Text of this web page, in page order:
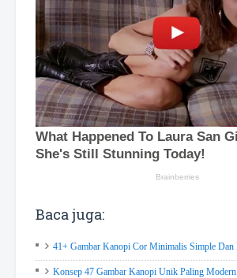
Baca juga:
41+ Gambar Kanopi Cor Minimalis Simple
Konsep 47 Gambar Kanopi Unik Paling